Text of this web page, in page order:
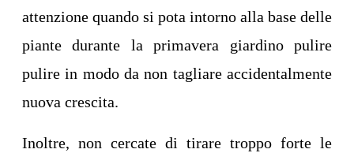
attenzione quando si pota intorno alla base delle
piante durante la primavera giardino pulire
pulire in modo da non tagliare accidentalmente
nuova crescita.
Inoltre, non cercate di tirare troppo forte le